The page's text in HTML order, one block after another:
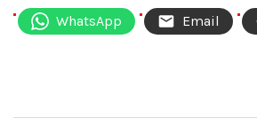
WhatsApp Email